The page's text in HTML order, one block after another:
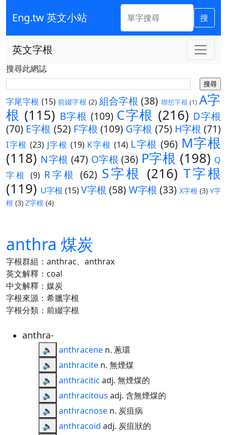
Eng.tw 英文小站 搜
英文字根
搜尋此網誌
字尾字根 (15) 前綴字根 (2) 組合字根 (38) 聯想字根 (1) A字
根 (115) B字根 (109) C字根 (216) D字根
(70) E字根 (52) F字根 (109) G字根 (75) H字根 (71)
I字根 (23) J字根 (19) K字根 (14) L字根 (96) M字根
(118) N字根 (47) O字根 (36) P字根 (198) Q
字根 (9) R字根 (62) S字根 (216) T字根
(119) U字根 (15)V字根 (58) W字根 (33) X字根 (3) Y字
根 (3) Z字根 (4)
anthra 煤炭
字根群組：anthrac、anthrax
英文解釋：coal
中文解釋：媒炭
字根來源：希臘字根
字根分類：前綴字根
anthra-
🔈 anthracene n. 蔥環
🔈
anthracite n. 無煙煤
🔈
anthracitic adj. 無煙煤的
🔈
anthracitous adj. 含無煙煤的
🔈
anthracnose n. 炭疽病
🔈
anthracoid adj. 炭疽狀的